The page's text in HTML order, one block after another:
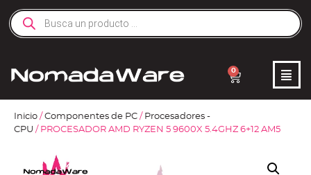
0
Inicio / Componentes de PC / Procesadores -
CPU / PROCESADOR AMD RYZEN 5 9600X 5.4GHZ 6+12 AM5